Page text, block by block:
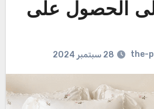
الحصول على
the- 28 سبتمبر 2024